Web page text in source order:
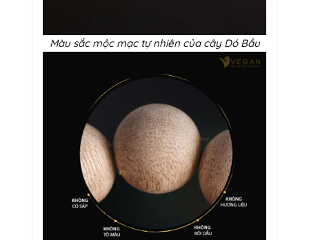
Màu sắc mộc mạc tự nhiên của cây Dó Bầu